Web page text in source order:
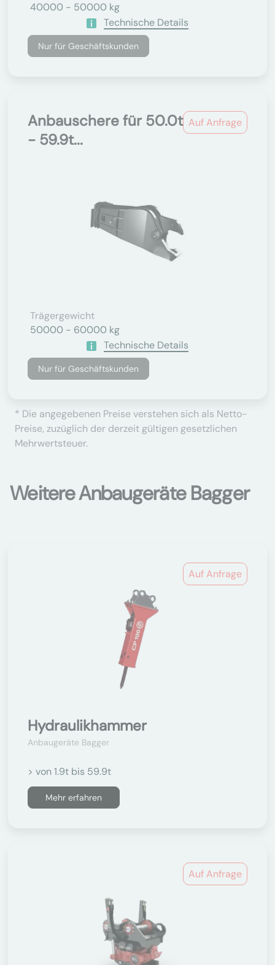
40000 - 50000 kg
Technische Details
Nur für Geschäftskunden
Auf Anfrage
Anbauschere für 50.0t
- 59.9t...
Trägergewicht
50000 - 60000 kg
Technische Details
Nur für Geschäftskunden
* Die angegebenen Preise verstehen sich als Netto-
Preise, zuzüglich der derzeit gültigen gesetzlichen
Mehrwertsteuer.
Weitere Anbaugeräte Bagger
Auf Anfrage
Hydraulikhammer
Anbaugeräte Bagger
> von 1.9t bis 59.9t
Mehr erfahren
Auf Anfrage